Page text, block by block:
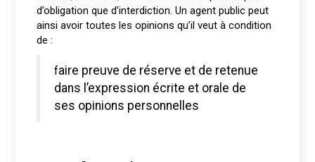
d’obligation que d’interdiction. Un agent public peut
ainsi avoir toutes les opinions qu’il veut à condition
de :
faire preuve de réserve et de retenue
dans l’expression écrite et orale de
ses opinions personnelles